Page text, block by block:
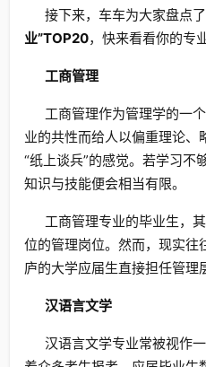
接下来，车车为大家盘点
业”TOP20，快来看看你的专
工商管理
工商管理作为管理学的一
业的共性而给人以偏重理论、
“纸上谈兵”的感觉。若学习不
知识与技能便会相当有限。
工商管理专业的毕业生，
位的管理岗位。然而，现实往
庐的大学应届生直接担任管理
汉语言文学
汉语言文学专业常被视作